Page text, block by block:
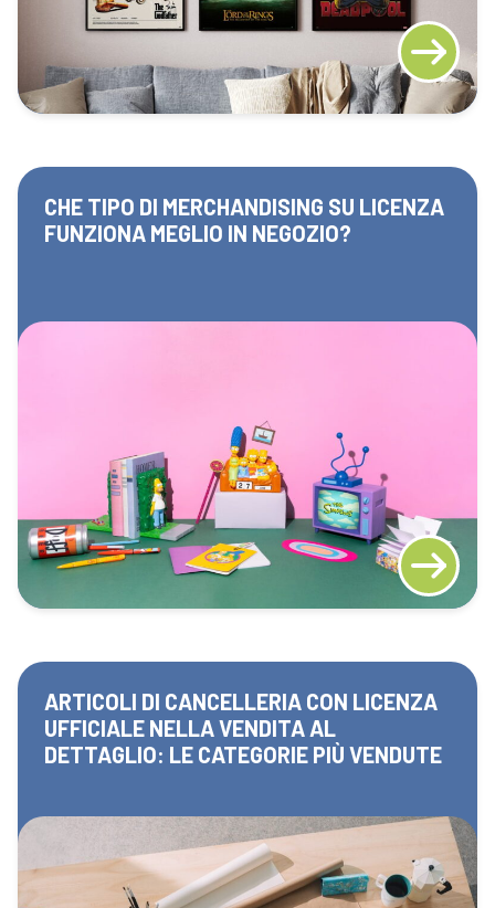
CHE TIPO DI MERCHANDISING SU LICENZA
FUNZIONA MEGLIO IN NEGOZIO?
ARTICOLI DI CANCELLERIA CON LICENZA
UFFICIALE NELLA VENDITA AL
DETTAGLIO: LE CATEGORIE PIÙ VENDUTE